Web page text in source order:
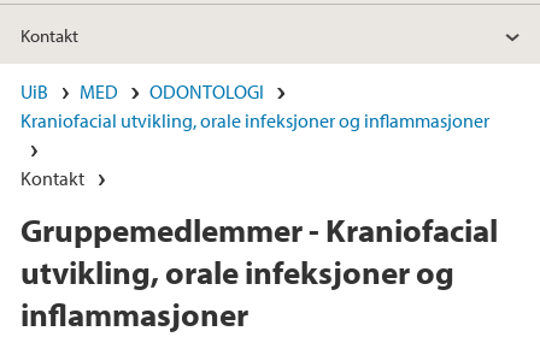
Kontakt
UiB MED
ODONTOLOGI
Kraniofacial utvikling, orale infeksjoner og inflammasjoner
Kontakt
Gruppemedlemmer - Kraniofacial
utvikling, orale infeksjoner og
inflammasjoner